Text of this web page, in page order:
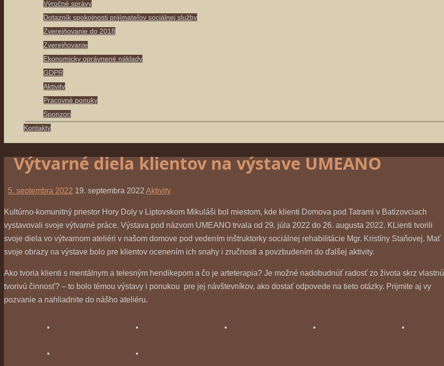
Výročné správy
Dotazník spokojnosti prijímateľov sociálnej služby
Zverejňovanie do 2018
Zverejňovanie
Ekonomicky oprávnené náklady
GDPR
Aktivity
Pracovné ponuky
Sponzori
Kontakty
Výtvarné diela klientov na výstave UMEANO
5. septembra 2022 19. septembra 2022 Aktivity
Kultúrno-komunitný priestor Hory Doly v Liptovskom Mikuláši bol miestom, kde klienti Domova pod Tatrami v Batizovciach
vystavovali svoje výtvarné práce. Výstava pod názvom UMEANO trvala od 29. júla 2022 do 26. augusta 2022. KLienti tvorili
svoje diela vo výtvarnom ateliéri v našom domove pod vedením inštruktorky sociálnej rehabilitácie Mgr. Kristíny Staňovej. Mať
svoje obrazy na výstave bolo pre klientov ocenením ich snahy i zručnosti a povzbudením do ďalšej aktivity.
Ako tvoria klienti s mentálnym a telesným hendikepom a čo je arteterapia? Je možné nadobudnúť radosť zo života skrz vlastnú
tvorivú činnosť? – to bolo témou výstavy i ponukou pre jej návštevníkov, ako dostať odpovede na tieto otázky. Prijmite aj vy
pozvanie a nahliadnite do nášho ateliéru.